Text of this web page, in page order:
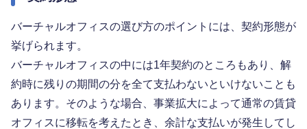
バーチャルオフィスの選び方のポイントには、契約形態が
挙げられます。
バーチャルオフィスの中には1年契約のところもあり、解
約時に残りの期間の分を全て支払わないといけないことも
あります。そのような場合、事業拡大によって通常の賃貸
オフィスに移転を考えたとき、余計な支払いが発生してし